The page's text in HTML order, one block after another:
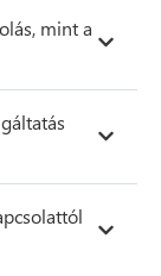
mint a